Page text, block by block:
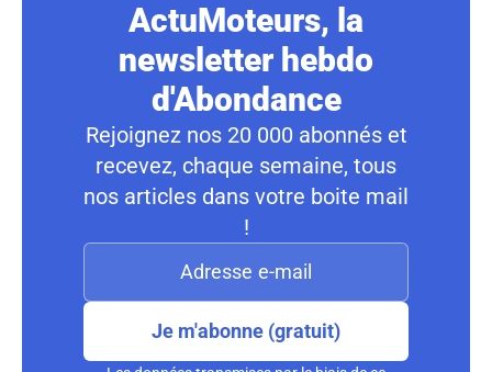
ActuMoteurs, la
newsletter hebdo
d'Abondance
Rejoignez nos 20 000 abonnés et
recevez, chaque semaine, tous
nos articles dans votre boite mail
!
Je m'abonne (gratuit)